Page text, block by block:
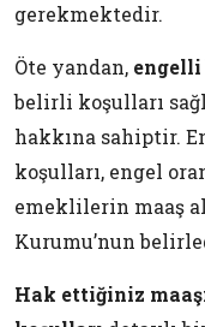
gerekmektedir.
Öte yandan,
belirli koşulları
hakkına sahiptir.
koşulları, engel
emeklilerin maaş
Kurumu’nun
Hak ettiğiniz